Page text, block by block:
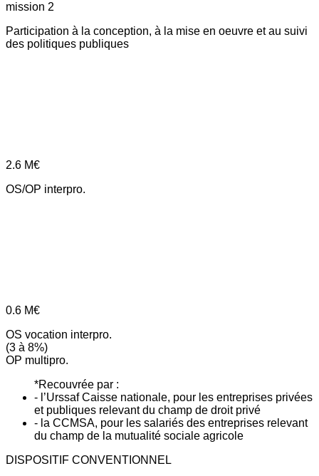
mission 2
Participation à la conception, à la mise en oeuvre et au suivi
des politiques publiques
2.6 M€
OS/OP interpro.
0.6 M€
OS vocation interpro.
(3 à 8%)
OP multipro.
*Recouvrée par :
- l’Urssaf Caisse nationale, pour les entreprises privées
et publiques relevant du champ de droit privé
- la CCMSA, pour les salariés des entreprises relevant
du champ de la mutualité sociale agricole
DISPOSITIF CONVENTIONNEL